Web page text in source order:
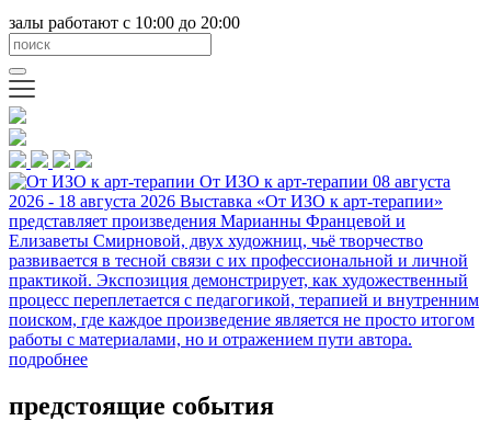
залы работают с 10:00 до 20:00
От ИЗО к арт-терапии 08 августа
2026 - 18 августа 2026 Выставка «От ИЗО к арт-терапии»
представляет произведения Марианны Францевой и
Елизаветы Смирновой, двух художниц, чьё творчество
развивается в тесной связи с их профессиональной и личной
практикой. Экспозиция демонстрирует, как художественный
процесс переплетается с педагогикой, терапией и внутренним
поиском, где каждое произведение является не просто итогом
работы с материалами, но и отражением пути автора.
подробнее
предстоящие события